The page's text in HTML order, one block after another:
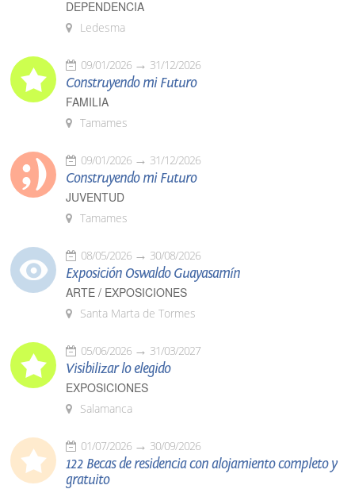
DEPENDENCIA
Ledesma
09/01/2026 31/12/2026
Construyendo mi Futuro
FAMILIA
Tamames
09/01/2026 31/12/2026
Construyendo mi Futuro
JUVENTUD
Tamames
08/05/2026 30/08/2026
Exposición Oswaldo Guayasamín
ARTE / EXPOSICIONES
Santa Marta de Tormes
05/06/2026 31/03/2027
Visibilizar lo elegido
EXPOSICIONES
Salamanca
01/07/2026 30/09/2026
122 Becas de residencia con alojamiento completo y
gratuito